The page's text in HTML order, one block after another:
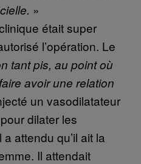
»
était super
l’opération. Le
tant pis, au point où
avoir une relation
un vasodilatateur
dilater les
attendu qu’il ait la
Il attendait